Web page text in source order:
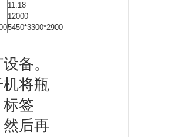
11.18
12000
5450*3300*2900
备。
将瓶
签
然后再